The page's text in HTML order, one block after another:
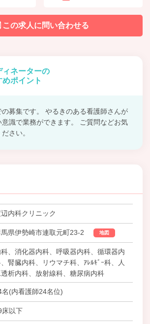
この求人に問い合わせる
ィネーターの
めポイント
募集です。 やるきのある看護師さんが
識で業務ができます。 ご質問などお気
さい。
内科クリニック
県伊勢崎市連取元町23-2 地図
科、消化器内科、呼吸器内科、循環器内
腎臓内科、リウマチ科、ｱﾚﾙｷﾞｰ科、人
透析内科、放射線科、糖尿病内科
名(内看護師24名位)
床以下